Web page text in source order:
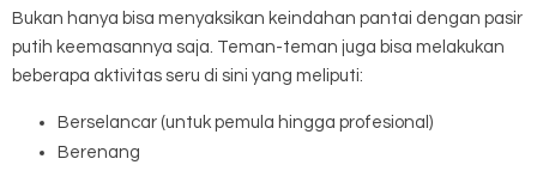
Bukan hanya bisa menyaksikan keindahan pantai dengan pasir
putih keemasannya saja. Teman-teman juga bisa melakukan
beberapa aktivitas seru di sini yang meliputi:
Berselancar (untuk pemula hingga profesional)
Berenang